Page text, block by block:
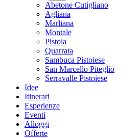
Abetone Cutigliano
Agliana
Marliana
Montale
Pistoia
Quarrata
Sambuca Pistoiese
San Marcello Piteglio
Serravalle Pistoiese
Idee
Itinerari
Esperienze
Eventi
Alloggi
Offerte